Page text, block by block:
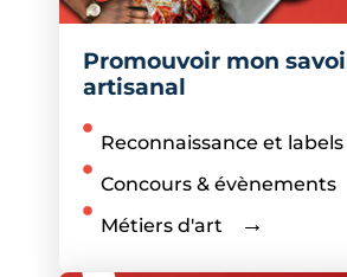
Promouvoir mon
artisanal
Reconnaissance et labels
Concours & évènements
Métiers d'art